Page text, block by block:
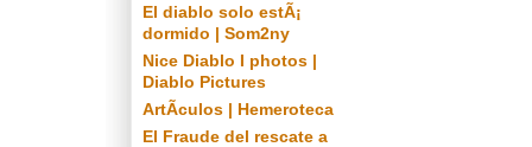
El diablo solo estÃ¡
dormido | Som2ny
Nice Diablo I photos |
Diablo Pictures
ArtÃ­culos | Hemeroteca
El Fraude del rescate a